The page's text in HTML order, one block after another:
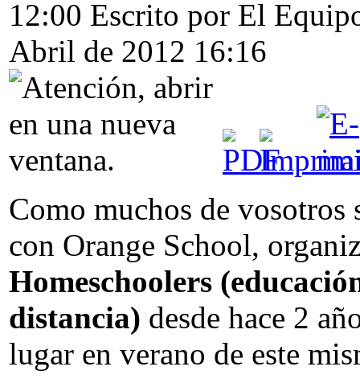
12:00 Escrito por El
Abril de 2012 16:16
Como muchos de vosotros
con Orange School,
Homeschoolers
distancia) desde hace 2
lugar en verano de este